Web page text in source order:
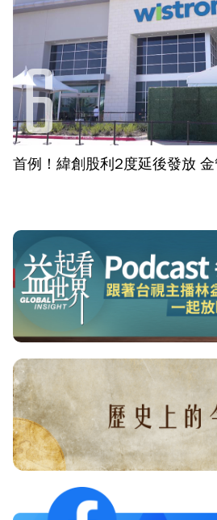
首例！緯創股利2度延後發放 金